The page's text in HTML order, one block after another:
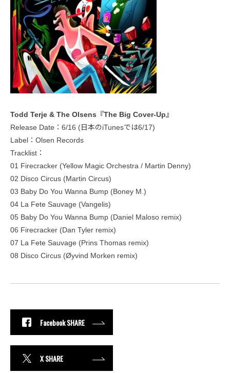
Todd Terje & The Olsens『The Big Cover-Up』
Release Date：6/16 (日本のiTunesでは6/17)
Label：Olsen Records
Tracklist：
01 Firecracker (Yellow Magic Orchestra / Martin Denny)
02 Disco Circus (Martin Circus)
03 Baby Do You Wanna Bump (Boney M.)
04 La Fete Sauvage (Vangelis)
05 Baby Do You Wanna Bump (Daniel Maloso remix)
06 Firecracker (Dan Tyler remix)
07 La Fete Sauvage (Prins Thomas remix)
08 Disco Circus (Øyvind Morken remix)
Facebook SHARE
X SHARE